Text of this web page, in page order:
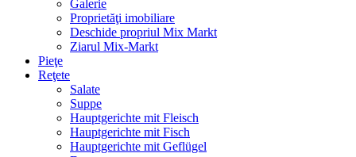
Galerie
Proprietăţi imobiliare
Deschide propriul Mix Markt
Ziarul Mix-Markt
Pieţe
Reţete
Salate
Suppe
Hauptgerichte mit Fleisch
Hauptgerichte mit Fisch
Hauptgerichte mit Geflügel